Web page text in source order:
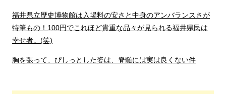
福井県立歴史博物館は入場料の安さと中身のアンバランスさが
特筆もの！100円でこれほど貴重な品々が見られる福井県民は
幸せ者。(笑)
胸を張って、ぴしっとした姿は、脊髄には実は良くない件